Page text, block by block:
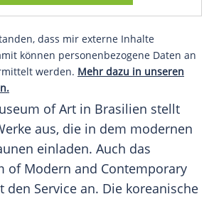
dass mir externe Inhalte
können personenbezogene Daten an
werden. Mehr dazu in unseren
of Art in Brasilien stellt
aus, die in dem modernen
einladen. Auch das
of Modern and Contemporary
den Service an. Die koreanische